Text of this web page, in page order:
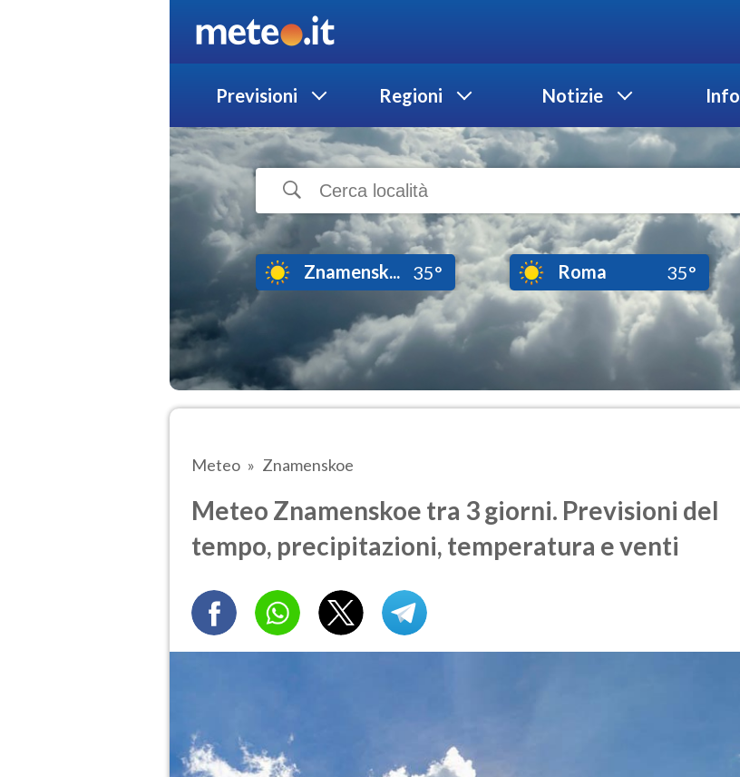
Previsioni Regioni Notizie Info
Znamensk... 35° Roma 35°
Meteo Znamenskoe
Meteo Znamenskoe tra 3 giorni. Previsioni del
tempo, precipitazioni, temperatura e venti